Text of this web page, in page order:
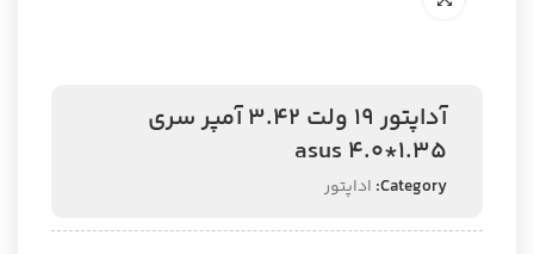
آداپتور 19 ولت 3.42 آمپر سری
1.35*4.0 asus
Category: اداپتور